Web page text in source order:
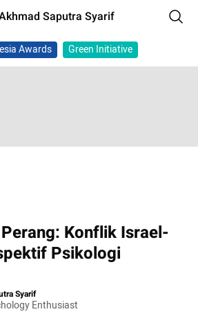
Saputra Syarif
Awards Green Initiative
Konflik Israel-
Psikologi
Syarif
Enthusiast